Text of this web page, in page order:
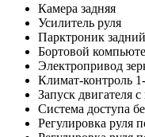
Камера задняя
Усилитель руля
Парктроник задний
Бортовой
Электропривод
Климат-контроль
Запуск двигателя
Система доступа
Регулировка руля